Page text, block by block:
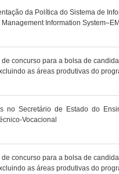
da Política do Sistema de
Information
concurso para a bolsa de
as áreas produtivas do
no Secretário de Estado do
Vocacional
concurso para a bolsa de
as áreas produtivas do